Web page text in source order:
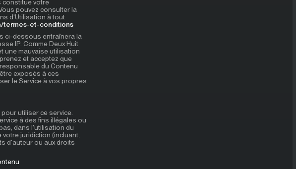
constitue votre
pouvez consulter la
d'Utilisation à tout
termes-et-conditions
ci-dessous entraînera la
IP. Comme Deux Huit
une mauvaise utilisation
et acceptez que
du Contenu
exposés à ces
le Service à vos propres
utiliser ce service.
à des fins illégales ou
dans l'utilisation du
juridiction (incluant,
d'auteur ou aux droits